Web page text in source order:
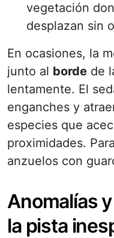
vegetación
desplazan sin
En ocasiones, la
junto al borde de
lentamente. El
enganches y
especies que
proximidades.
anzuelos con
Anomalías
la pista